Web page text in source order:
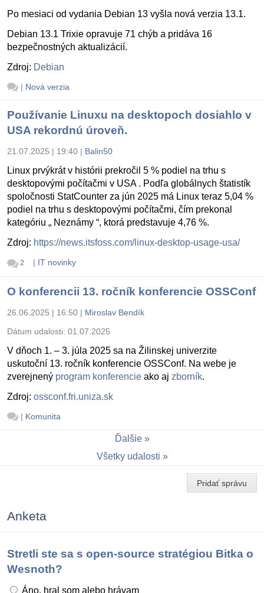
Po mesiaci od vydania Debian 13 vyšla nová verzia 13.1.
Debian 13.1 Trixie opravuje 71 chýb a pridáva 16
bezpečnostných aktualizácií.
Zdroj: Debian
| Nová verzia
Používanie Linuxu na desktopoch dosiahlo v
USA rekordnú úroveň.
21.07.2025 | 19:40 | Balin50
Linux prvýkrát v histórii prekročil 5 % podiel na trhu s
desktopovými počítačmi v USA . Podľa globálnych štatistík
spoločnosti StatCounter za jún 2025 má Linux teraz 5,04 %
podiel na trhu s desktopovými počítačmi, čím prekonal
kategóriu „ Neznámy “, ktorá predstavuje 4,76 %.
Zdroj: https://news.itsfoss.com/linux-desktop-usage-usa/
2 | IT novinky
O konferencii 13. ročník konferencie OSSConf
26.06.2025 | 16:50 | Miroslav Bendík
Dátum udalosti: 01.07.2025
V dňoch 1. – 3. júla 2025 sa na Žilinskej univerzite
uskutoční 13. ročník konferencie OSSConf. Na webe je
zverejnený program konferencie ako aj zborník.
Zdroj: ossconf.fri.uniza.sk
| Komunita
Ďalšie
Všetky udalosti
Pridať správu
Anketa
Stretli ste sa s open-source stratégiou Bitka o
Wesnoth?
Áno, hral som alebo hrávam